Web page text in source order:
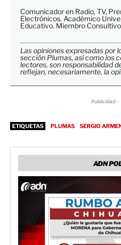
Comunicador en Radio, TV,
Electrónicos. Académico
Educativo. Miembro Consultivo
Las opiniones expresadas por
sección Plumas, así como los
lectores, son responsabilidad
reflejan, necesariamente, la
Publicidad -
ETIQUETAS PLUMAS SERGIO
ADN